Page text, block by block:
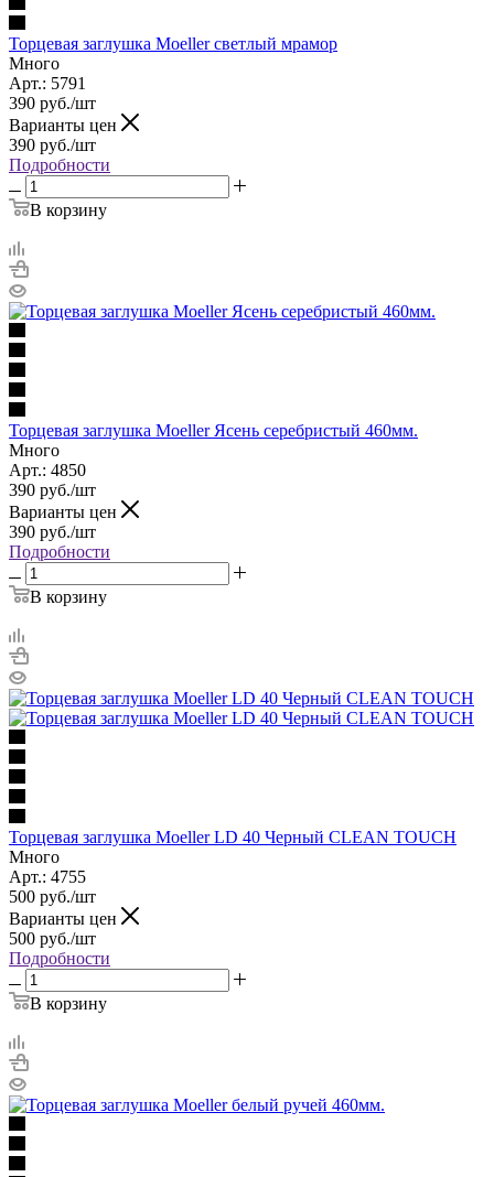
Торцевая заглушка Moeller светлый мрамор
Много
Арт.: 5791
390 руб./шт
Варианты цен
390 руб./шт
Подробности
В корзину
Торцевая заглушка Moeller Ясень серебристый 460мм.
Много
Арт.: 4850
390 руб./шт
Варианты цен
390 руб./шт
Подробности
В корзину
Торцевая заглушка Moeller LD 40 Черный CLEAN TOUCH
Много
Арт.: 4755
500 руб./шт
Варианты цен
500 руб./шт
Подробности
В корзину